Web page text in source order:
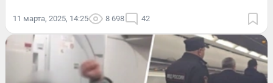
11 марта, 2025, 14:25 8 698 42